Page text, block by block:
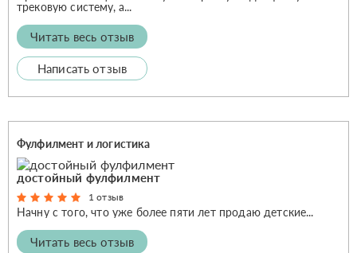
трековую систему, а...
Читать весь отзыв
Написать отзыв
Фулфилмент и логистика
достойный фулфилмент
1 отзыв
Начну с того, что уже более пяти лет продаю детские...
Читать весь отзыв